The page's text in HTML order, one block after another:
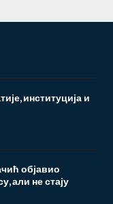
институција и
објавио
али не стају